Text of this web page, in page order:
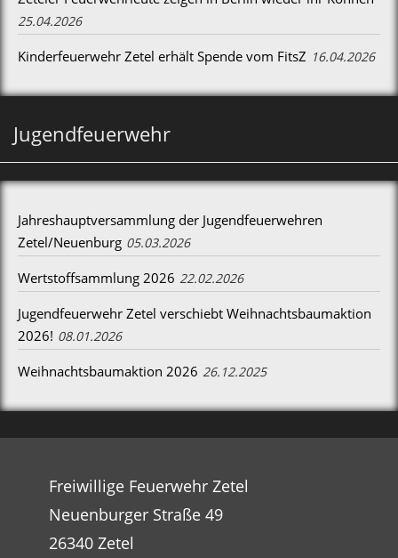
25.04.2026
Kinderfeuerwehr Zetel erhält Spende vom FitsZ 16.04.2026
Jugendfeuerwehr
Jahreshauptversammlung der Jugendfeuerwehren
Zetel/Neuenburg 05.03.2026
Wertstoffsammlung 2026 22.02.2026
Jugendfeuerwehr Zetel verschiebt Weihnachtsbaumaktion
2026! 08.01.2026
Weihnachtsbaumaktion 2026 26.12.2025
Freiwillige Feuerwehr Zetel
Neuenburger Straße 49
26340 Zetel